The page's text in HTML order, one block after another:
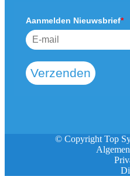
Aanmelden Nieuwsbrief*
Verzenden
© Copyright Top